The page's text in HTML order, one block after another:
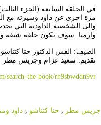
في الحلقة السابعة (الجزء
مرة اخرى عن داود وسيرته مع
والى الشخصية الداودية التي
وإرميا. سوف تكون حلقة شيقة
الضيف: القس الدكتور حنا كتناشو
تقديم: سعيد عزام وجريس مطر
search-the-book/rh9sbwddn9vr
جريس مطر حنا كتناشو داود